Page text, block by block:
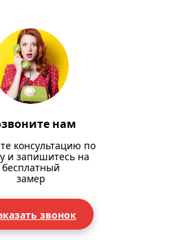
нам
консультацию по
и запишитесь на
бесплатный
замер
звонок